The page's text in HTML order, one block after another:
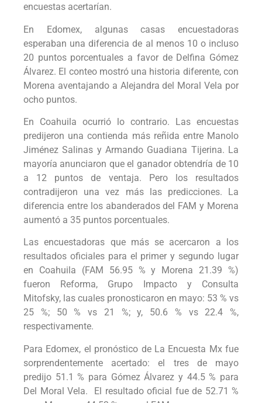
encuestas acertarían.
En Edomex, algunas casas encuestadoras
esperaban una diferencia de al menos 10 o incluso
20 puntos porcentuales a favor de Delfina Gómez
Álvarez. El conteo mostró una historia diferente, con
Morena aventajando a Alejandra del Moral Vela por
ocho puntos.
En Coahuila ocurrió lo contrario. Las encuestas
predijeron una contienda más reñida entre Manolo
Jiménez Salinas y Armando Guadiana Tijerina. La
mayoría anunciaron que el ganador obtendría de 10
a 12 puntos de ventaja. Pero los resultados
contradijeron una vez más las predicciones. La
diferencia entre los abanderados del FAM y Morena
aumentó a 35 puntos porcentuales.
Las encuestadoras que más se acercaron a los
resultados oficiales para el primer y segundo lugar
en Coahuila (FAM 56.95 % y Morena 21.39 %)
fueron Reforma, Grupo Impacto y Consulta
Mitofsky, las cuales pronosticaron en mayo: 53 % vs
25 %; 50 % vs 21 %; y, 50.6 % vs 22.4 %,
respectivamente.
Para Edomex, el pronóstico de La Encuesta Mx fue
sorprendentemente acertado: el tres de mayo
predijo 51.1 % para Gómez Álvarez y 44.5 % para
Del Moral Vela. El resultado oficial fue de 52.71 %